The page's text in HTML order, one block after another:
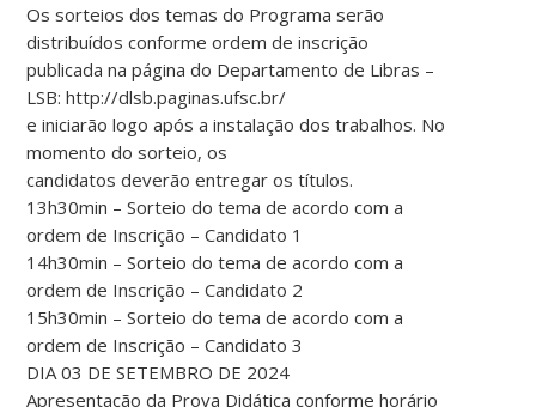
Os sorteios dos temas do Programa serão
distribuídos conforme ordem de inscrição
publicada na página do Departamento de Libras –
LSB: http://dlsb.paginas.ufsc.br/
e iniciarão logo após a instalação dos trabalhos. No
momento do sorteio, os
candidatos deverão entregar os títulos.
13h30min – Sorteio do tema de acordo com a
ordem de Inscrição – Candidato 1
14h30min – Sorteio do tema de acordo com a
ordem de Inscrição – Candidato 2
15h30min – Sorteio do tema de acordo com a
ordem de Inscrição – Candidato 3
DIA 03 DE SETEMBRO DE 2024
Apresentação da Prova Didática conforme horário